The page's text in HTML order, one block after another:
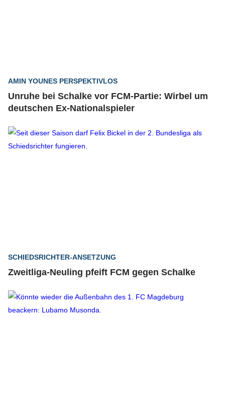
AMIN YOUNES PERSPEKTIVLOS
Unruhe bei Schalke vor FCM-Partie: Wirbel um
deutschen Ex-Nationalspieler
SCHIEDSRICHTER-ANSETZUNG
Zweitliga-Neuling pfeift FCM gegen Schalke